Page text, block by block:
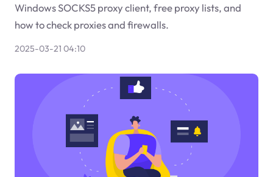
Windows SOCKS5 proxy client, free proxy lists, and
how to check proxies and firewalls.
2025-03-21 04:10